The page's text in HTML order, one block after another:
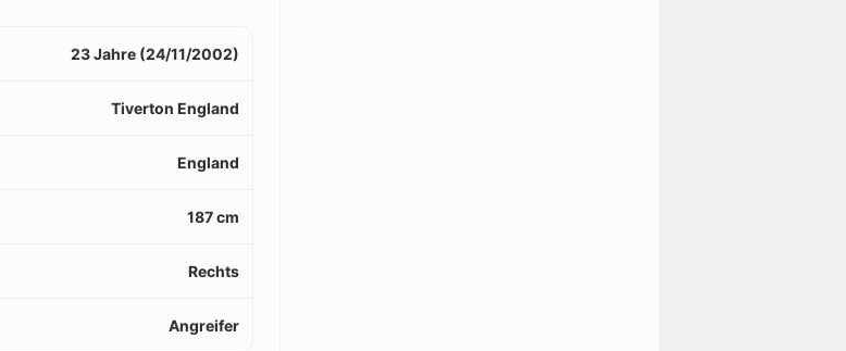
23 Jahre (24/11/2002)
Tiverton England
England
187 cm
Rechts
Angreifer